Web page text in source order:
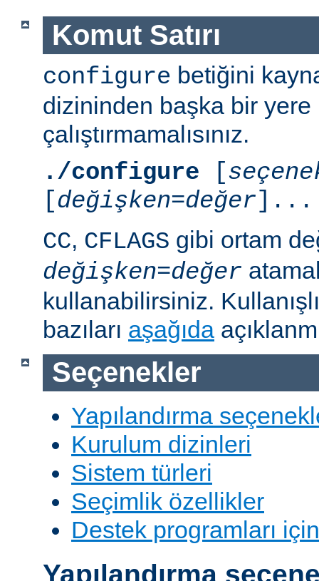
Komut Satırı
configure betiğini
dizininden başka bir yere
çalıştırmamalısınız.
./configure [
[değişken=değer]...
CC, CFLAGS gibi ortam
değişken=değer
kullanabilirsiniz.
bazıları aşağıda
Seçenekler
Yapılandırma
Kurulum dizinleri
Sistem türleri
Seçimlik özellikler
Destek programları
Yapılandırma